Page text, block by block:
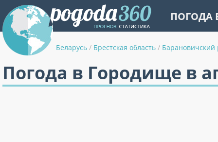
ПОГОДА
Беларусь / Брестская область / Барановичский
Погода в Городище в